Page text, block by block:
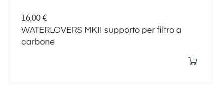
Prezzo
16,00 €
WATERLOVERS MKII supporto per filtro a
carbone